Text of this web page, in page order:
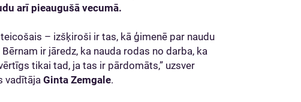
arī pieaugušā vecumā.
– izšķiroši ir tas, kā ģimenē par naudu
ir jāredz, ka nauda rodas no darba, ka
tikai tad, ja tas ir pārdomāts,” uzsver
vadītāja Ginta Zemgale.